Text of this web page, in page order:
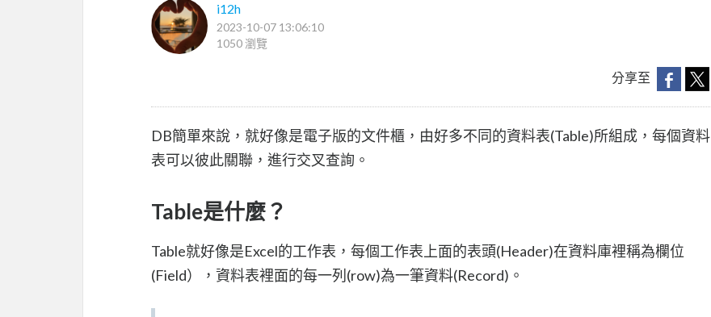
i12h
2023-10-07 13:06:10
1050 瀏覽
分享至
DB簡單來說，就好像是電子版的文件櫃，由好多不同的資料表(Table)所組成，每個資料
表可以彼此關聯，進行交叉查詢。
Table是什麼？
Table就好像是Excel的工作表，每個工作表上面的表頭(Header)在資料庫裡稱為欄位
(Field），資料表裡面的每一列(row)為一筆資料(Record)。